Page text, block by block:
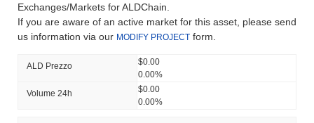
Exchanges/Markets for ALDChain.
If you are aware of an active market for this asset, please send
us information via our MODIFY PROJECT form.
ALD Prezzo
$0.00
0.00%
Volume 24h
$0.00
0.00%